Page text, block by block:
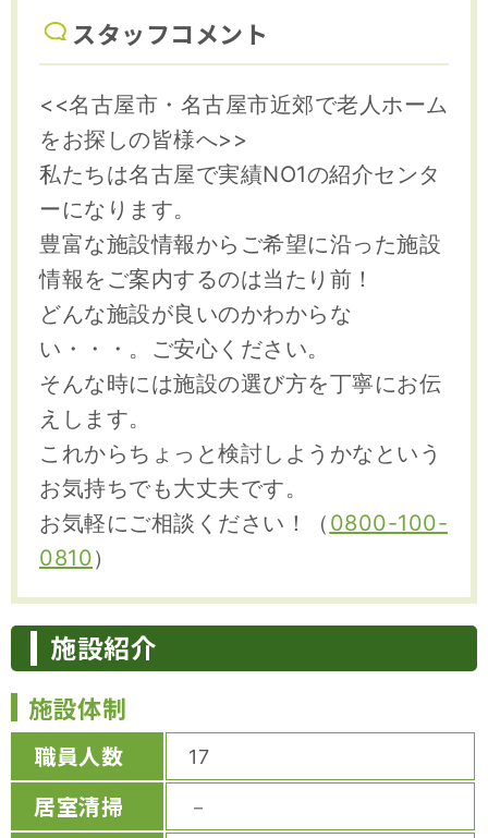
スタッフコメント
<<名古屋市・名古屋市近郊で老人ホーム
をお探しの皆様へ>>
私たちは名古屋で実績NO1の紹介センタ
ーになります。
豊富な施設情報からご希望に沿った施設
情報をご案内するのは当たり前！
どんな施設が良いのかわからな
い・・・。ご安心ください。
そんな時には施設の選び方を丁寧にお伝
えします。
これからちょっと検討しようかなという
お気持ちでも大丈夫です。
お気軽にご相談ください！（ 0800-100-
0810）
施設紹介
施設体制
職員人数 17
居室清掃 －